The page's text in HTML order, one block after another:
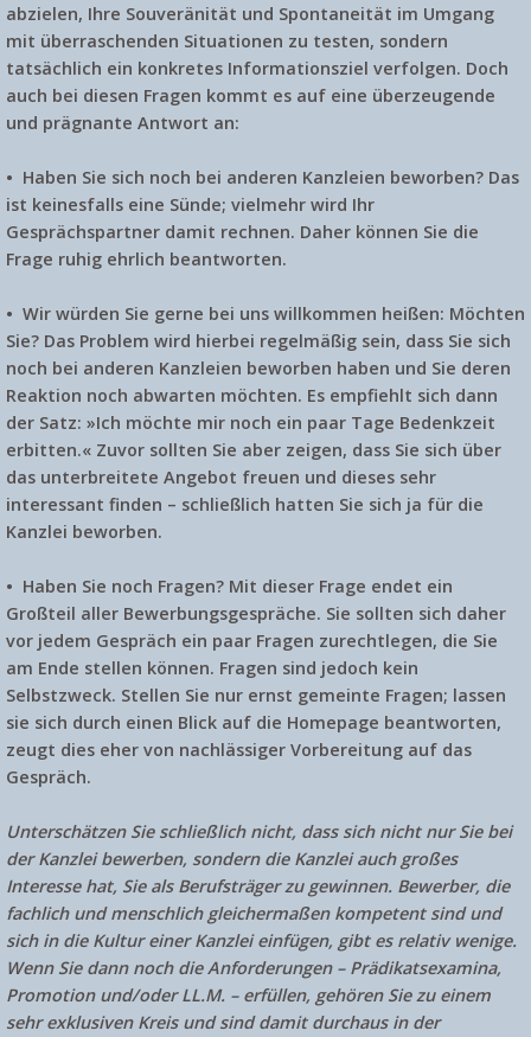
abzielen, Ihre Souveränität und Spontaneität im Umgang
mit überraschenden Situationen zu testen, sondern
tatsächlich ein konkretes Informationsziel verfolgen. Doch
auch bei diesen Fragen kommt es auf eine überzeugende
und prägnante Antwort an:
• Haben Sie sich noch bei anderen Kanzleien beworben? Das
ist keinesfalls eine Sünde; vielmehr wird Ihr
Gesprächspartner damit rechnen. Daher können Sie die
Frage ruhig ehrlich beantworten.
• Wir würden Sie gerne bei uns willkommen heißen: Möchten
Sie? Das Problem wird hierbei regelmäßig sein, dass Sie sich
noch bei anderen Kanzleien beworben haben und Sie deren
Reaktion noch abwarten möchten. Es empfiehlt sich dann
der Satz: »Ich möchte mir noch ein paar Tage Bedenkzeit
erbitten.« Zuvor sollten Sie aber zeigen, dass Sie sich über
das unterbreitete Angebot freuen und dieses sehr
interessant finden – schließlich hatten Sie sich ja für die
Kanzlei beworben.
• Haben Sie noch Fragen? Mit dieser Frage endet ein
Großteil aller Bewerbungsgespräche. Sie sollten sich daher
vor jedem Gespräch ein paar Fragen zurechtlegen, die Sie
am Ende stellen können. Fragen sind jedoch kein
Selbstzweck. Stellen Sie nur ernst gemeinte Fragen; lassen
sie sich durch einen Blick auf die Homepage beantworten,
zeugt dies eher von nachlässiger Vorbereitung auf das
Gespräch.
Unterschätzen Sie schließlich nicht, dass sich nicht nur Sie bei
der Kanzlei bewerben, sondern die Kanzlei auch großes
Interesse hat, Sie als Berufsträger zu gewinnen. Bewerber, die
fachlich und menschlich gleichermaßen kompetent sind und
sich in die Kultur einer Kanzlei einfügen, gibt es relativ wenige.
Wenn Sie dann noch die Anforderungen – Prädikatsexamina,
Promotion und/oder LL.M. – erfüllen, gehören Sie zu einem
sehr exklusiven Kreis und sind damit durchaus in der